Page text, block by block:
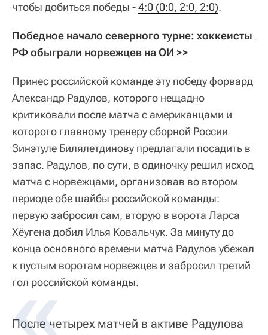
чтобы добиться победы -4:0 (0:0, 2:0, 2:0).
Победное начало северного турне: хоккеисты
РФ обыграли норвежцев на ОИ >>
Принес российской команде эту победу форвард
Александр Радулов, которого нещадно
критиковали после матча с американцами и
которого главному тренеру сборной России
Зинэтуле Билялетдинову предлагали посадить в
запас. Радулов, по сути, в одиночку решил исход
матча с норвежцами, организовав во втором
периоде обе шайбы российской команды:
первую забросил сам, вторую в ворота Ларса
Хёугена добил Илья Ковальчук. За минуту до
конца основного времени матча Радулов убежал
к пустым воротам норвежцев и забросил третий
гол российской команды.
После четырех матчей в активе Радулова